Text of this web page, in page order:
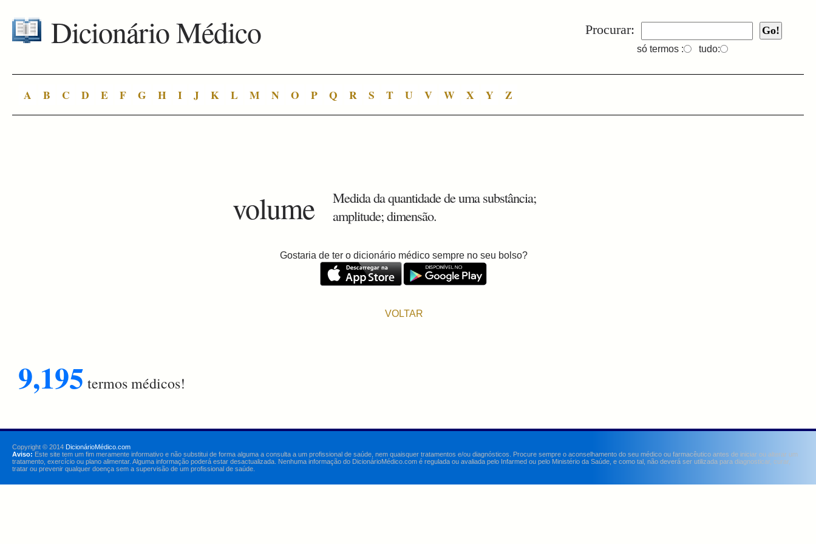
Procurar:
só termos : tudo:
Dicionário Médico
A B C D E F G H I J K L M N O P Q R S T U V W X Y Z
volume
Medida da quantidade de uma substância;
amplitude; dimensão.
Gostaria de ter o dicionário médico sempre no seu bolso?
VOLTAR
9,195 termos médicos!
Copyright © 2014 DicionárioMédico.com
Aviso: Este site tem um fim meramente informativo e não substitui de forma alguma a consulta a um profissional de saúde, nem quaisquer tratamentos e/ou diagnósticos. Procure sempre o aconselhamento do seu médico ou farmacêutico antes de iniciar ou alterar um
tratamento, exercício ou plano alimentar. Alguma informação poderá estar desactualizada. Nenhuma informação do DicionárioMédico.com é regulada ou avaliada pelo Infarmed ou pelo Ministério da Saúde, e como tal, não deverá ser utilizada para diagnosticar, curar,
tratar ou prevenir qualquer doença sem a supervisão de um profissional de saúde.